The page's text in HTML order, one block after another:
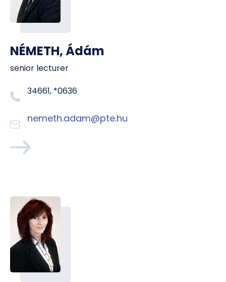
NÉMETH, Ádám
senior lecturer
34661, *0636
nemeth.adam@pte.hu